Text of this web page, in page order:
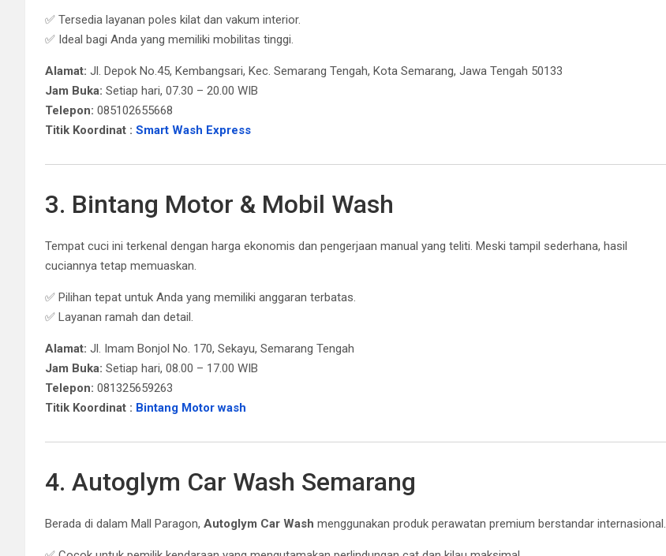
✅ Tersedia layanan poles kilat dan vakum interior.
✅ Ideal bagi Anda yang memiliki mobilitas tinggi.
Alamat: Jl. Depok No.45, Kembangsari, Kec. Semarang Tengah, Kota Semarang, Jawa Tengah 50133
Jam Buka: Setiap hari, 07.30 – 20.00 WIB
Telepon: 085102655668
Titik Koordinat : Smart Wash Express
3. Bintang Motor & Mobil Wash
Tempat cuci ini terkenal dengan harga ekonomis dan pengerjaan manual yang teliti. Meski tampil sederhana, hasil
cuciannya tetap memuaskan.
✅ Pilihan tepat untuk Anda yang memiliki anggaran terbatas.
✅ Layanan ramah dan detail.
Alamat: Jl. Imam Bonjol No. 170, Sekayu, Semarang Tengah
Jam Buka: Setiap hari, 08.00 – 17.00 WIB
Telepon: 081325659263
Titik Koordinat : Bintang Motor wash
4. Autoglym Car Wash Semarang
Berada di dalam Mall Paragon, Autoglym Car Wash menggunakan produk perawatan premium berstandar internasional.